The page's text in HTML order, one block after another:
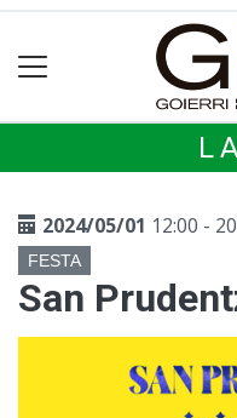
2024/05/01 12:00 -
FESTA
San